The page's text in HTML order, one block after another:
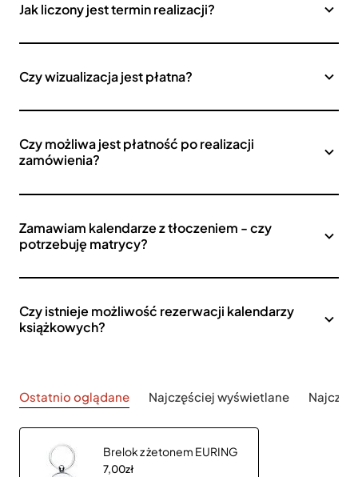
Jak liczony jest termin realizacji?
Czy wizualizacja jest płatna?
Czy możliwa jest płatność po realizacji
zamówienia?
Zamawiam kalendarze z tłoczeniem - czy
potrzebuję matrycy?
Czy istnieje możliwość rezerwacji kalendarzy
książkowych?
Ostatnio oglądane Najczęściej wyświetlane
Brelok z żetonem EURING
7,00zł